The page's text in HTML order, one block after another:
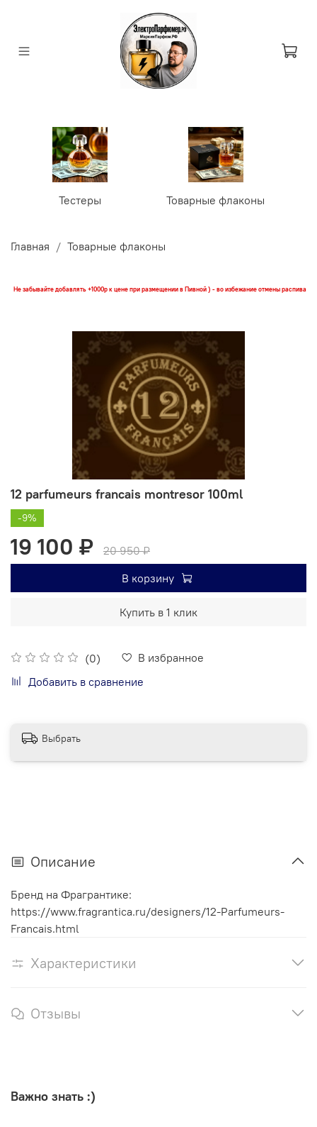
Тестеры Товарные флаконы
Главная Товарные флаконы
Не забывайте добавлять +1000р к цене при размещении в Пивной ) - во избежание отмены распива
12 parfumeurs francais montresor 100ml
(0)
В избранное
Добавить в сравнение
-9%
19 100 ₽
20 950 ₽
В корзину
Купить в 1 клик
Выбрать
Описание
Бренд на Фрагрантике:
https://www.fragrantica.ru/designers/12-Parfumeurs-
Francais.html
Характеристики
Отзывы
Важно знать :)